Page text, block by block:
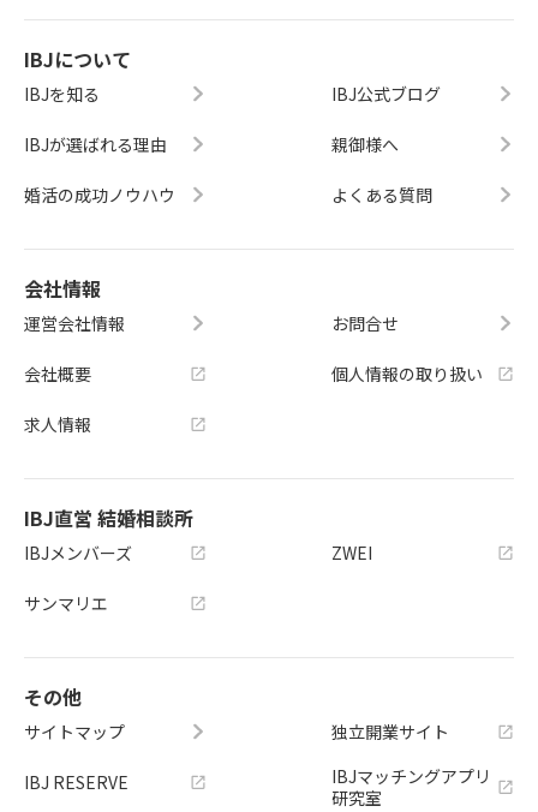
IBJについて
IBJを知る
IBJが選ばれる理由
婚活の成功ノウハウ
IBJ公式ブログ
親御様へ
よくある質問
会社情報
運営会社情報
会社概要
求人情報
お問合せ
個人情報の取り扱い
IBJ直営 結婚相談所
IBJメンバーズ
サンマリエ
ZWEI
その他
サイトマップ
IBJ RESERVE
独立開業サイト
IBJマッチングアプリ
研究室